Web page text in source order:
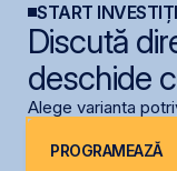
START
Discută
deschide
Alege varianta
PROGRAMEAZĂ